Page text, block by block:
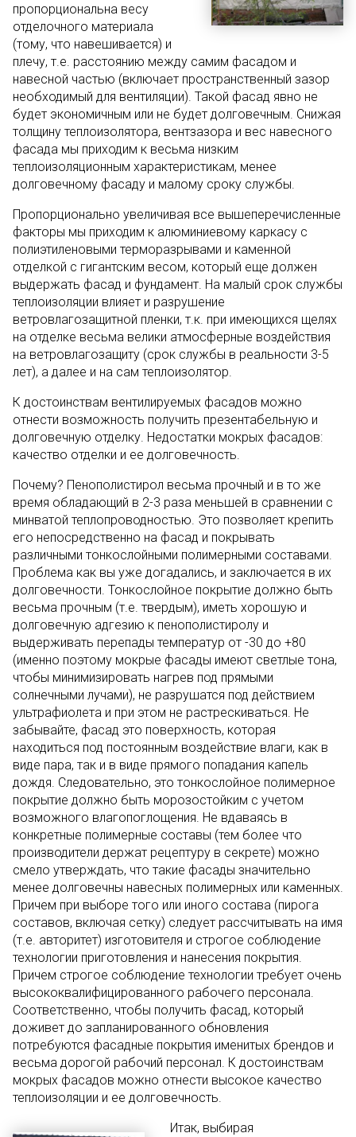
пропорциональна весу
отделочного материала
(тому, что навешивается) и
плечу, т.е. расстоянию между самим фасадом и
навесной частью (включает пространственный зазор
необходимый для вентиляции). Такой фасад явно не
будет экономичным или не будет долговечным. Снижая
толщину теплоизолятора, вентзазора и вес навесного
фасада мы приходим к весьма низким
теплоизоляционным характеристикам, менее
долговечному фасаду и малому сроку службы.
Пропорционально увеличивая все вышеперечисленные
факторы мы приходим к алюминиевому каркасу с
полиэтиленовыми терморазрывами и каменной
отделкой с гигантским весом, который еще должен
выдержать фасад и фундамент. На малый срок службы
теплоизоляции влияет и разрушение
ветровлагозащитной пленки, т.к. при имеющихся щелях
на отделке весьма велики атмосферные воздействия
на ветровлагозащиту (срок службы в реальности 3-5
лет), а далее и на сам теплоизолятор.
К достоинствам вентилируемых фасадов можно
отнести возможность получить презентабельную и
долговечную отделку. Недостатки мокрых фасадов:
качество отделки и ее долговечность.
Почему? Пенополистирол весьма прочный и в то же
время обладающий в 2-3 раза меньшей в сравнении с
минватой теплопроводностью. Это позволяет крепить
его непосредственно на фасад и покрывать
различными тонкослойными полимерными составами.
Проблема как вы уже догадались, и заключается в их
долговечности. Тонкослойное покрытие должно быть
весьма прочным (т.е. твердым), иметь хорошую и
долговечную адгезию к пенополистиролу и
выдерживать перепады температур от -30 до +80
(именно поэтому мокрые фасады имеют светлые тона,
чтобы минимизировать нагрев под прямыми
солнечными лучами), не разрушатся под действием
ультрафиолета и при этом не растрескиваться. Не
забывайте, фасад это поверхность, которая
находиться под постоянным воздействие влаги, как в
виде пара, так и в виде прямого попадания капель
дождя. Следовательно, это тонкослойное полимерное
покрытие должно быть морозостойким с учетом
возможного влагопоглощения. Не вдаваясь в
конкретные полимерные составы (тем более что
производители держат рецептуру в секрете) можно
смело утверждать, что такие фасады значительно
менее долговечны навесных полимерных или каменных.
Причем при выборе того или иного состава (пирога
составов, включая сетку) следует рассчитывать на имя
(т.е. авторитет) изготовителя и строгое соблюдение
технологии приготовления и нанесения покрытия.
Причем строгое соблюдение технологии требует очень
высококвалифицированного рабочего персонала.
Соответственно, чтобы получить фасад, который
доживет до запланированного обновления
потребуются фасадные покрытия именитых брендов и
весьма дорогой рабочий персонал. К достоинствам
мокрых фасадов можно отнести высокое качество
теплоизоляции и ее долговечность.
Итак, выбирая